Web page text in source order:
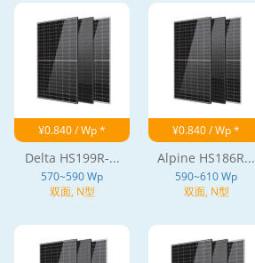
¥0.840 / Wp *
Delta HS199R-...
570~590 Wp
双面, N型
¥0.840 / Wp *
Alpine HS186R...
590~610 Wp
双面, N型